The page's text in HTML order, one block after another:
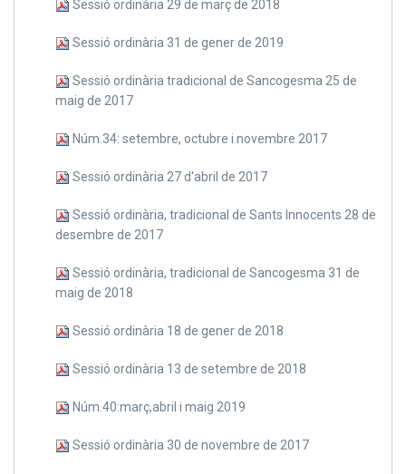
Sessió ordinària 29 de març de 2018
Sessió ordinària 31 de gener de 2019
Sessió ordinària tradicional de Sancogesma 25 de
maig de 2017
Núm.34: setembre, octubre i novembre 2017
Sessió ordinària 27 d'abril de 2017
Sessió ordinària, tradicional de Sants Innocents 28 de
desembre de 2017
Sessió ordinària, tradicional de Sancogesma 31 de
maig de 2018
Sessió ordinària 18 de gener de 2018
Sessió ordinària 13 de setembre de 2018
Núm.40:març,abril i maig 2019
Sessió ordinària 30 de novembre de 2017